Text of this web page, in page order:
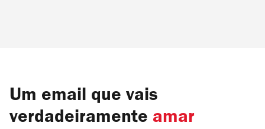
Um email que vais
verdadeiramente amar